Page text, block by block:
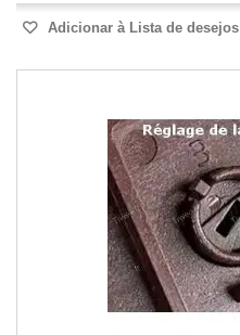
Adicionar à Lista de desejos